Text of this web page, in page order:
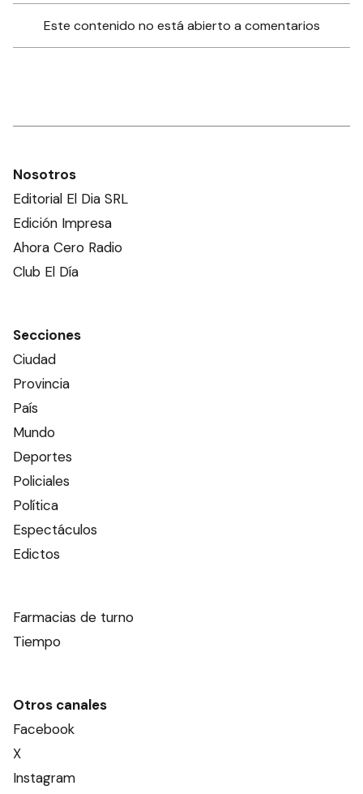
Este contenido no está abierto a comentarios
Nosotros
Editorial El Dia SRL
Edición Impresa
Ahora Cero Radio
Club El Día
Secciones
Ciudad
Provincia
País
Mundo
Deportes
Policiales
Política
Espectáculos
Edictos
Farmacias de turno
Tiempo
Otros canales
Facebook
X
Instagram